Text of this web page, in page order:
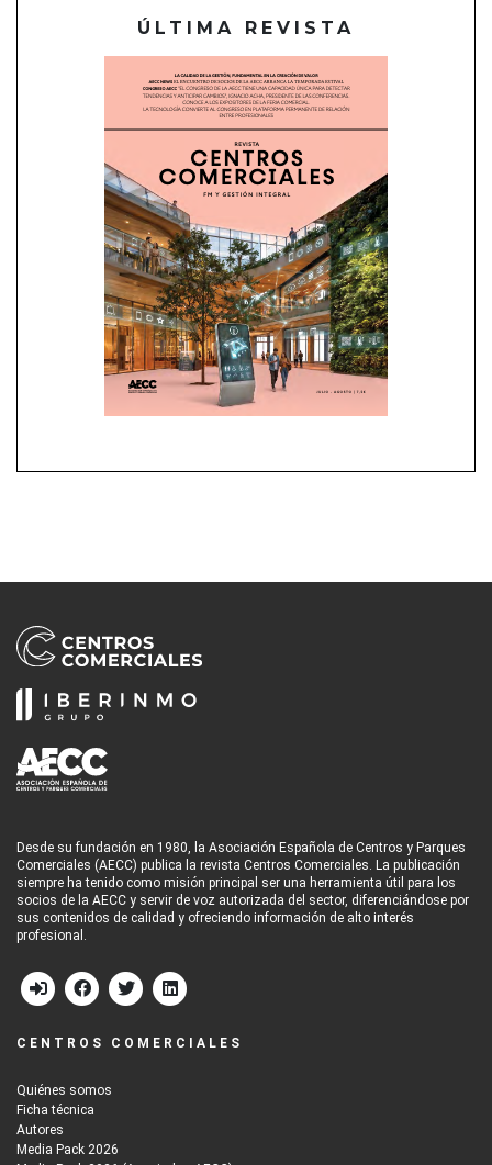
ÚLTIMA REVISTA
Desde su fundación en 1980, la Asociación Española de Centros y Parques
Comerciales (AECC) publica la revista Centros Comerciales. La publicación
siempre ha tenido como misión principal ser una herramienta útil para los
socios de la AECC y servir de voz autorizada del sector, diferenciándose por
sus contenidos de calidad y ofreciendo información de alto interés
profesional.
CENTROS COMERCIALES
Quiénes somos
Ficha técnica
Autores
Media Pack 2026